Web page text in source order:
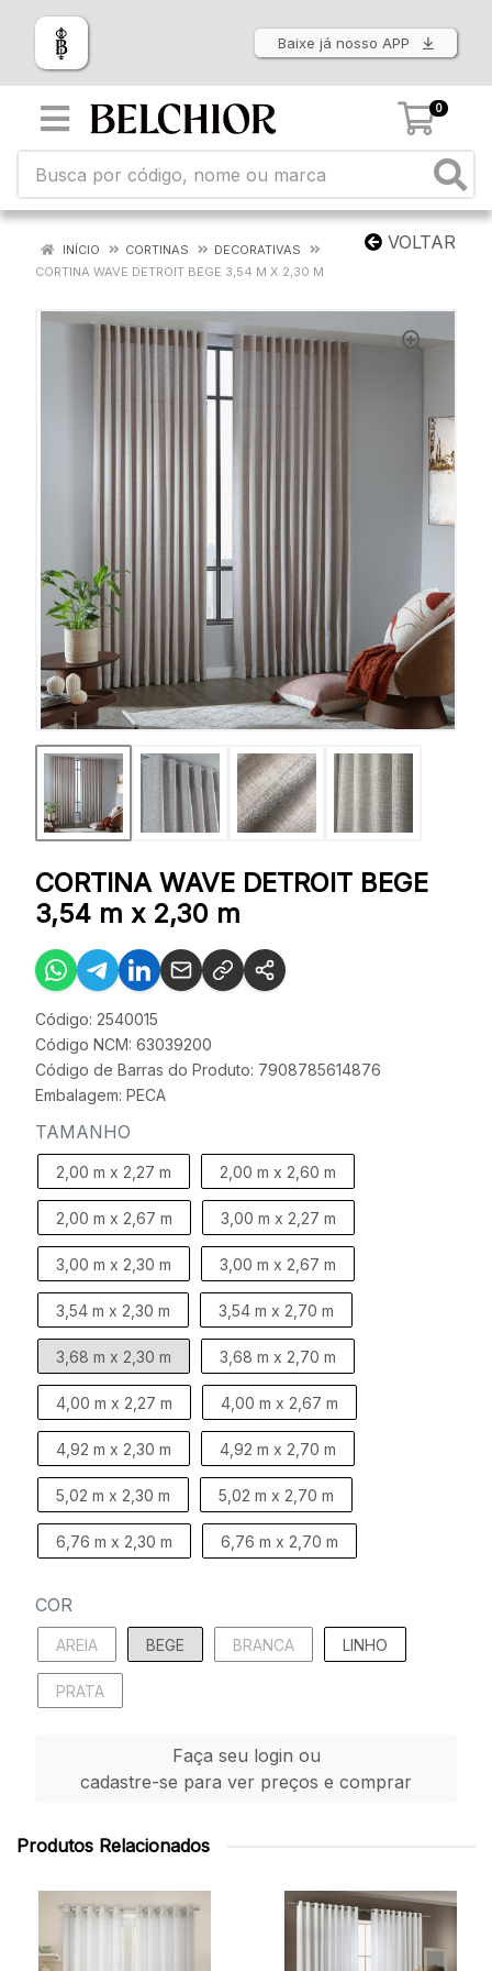
Baixe já nosso APP
0
VOLTAR
INÍCIO CORTINAS
DECORATIVAS
CORTINA WAVE DETROIT BEGE 3,54 M X 2,30 M
CORTINA WAVE DETROIT BEGE
3,54 m x 2,30 m
Código: 2540015
Código NCM: 63039200
Código de Barras do Produto: 7908785614876
Embalagem: PECA
TAMANHO
2,00 m x 2,27 m 2,00 m x 2,60 m
2,00 m x 2,67 m 3,00 m x 2,27 m
3,00 m x 2,30 m 3,00 m x 2,67 m
3,54 m x 2,30 m 3,54 m x 2,70 m
3,68 m x 2,30 m 3,68 m x 2,70 m
4,00 m x 2,27 m 4,00 m x 2,67 m
4,92 m x 2,30 m 4,92 m x 2,70 m
5,02 m x 2,30 m 5,02 m x 2,70 m
6,76 m x 2,30 m 6,76 m x 2,70 m
COR
AREIA BEGE BRANCA LINHO
PRATA
Faça seu login ou
cadastre-se para ver preços e comprar
Produtos Relacionados